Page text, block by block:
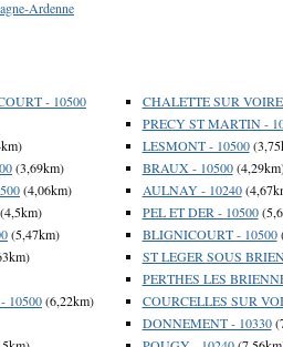
Ardenne
- 10500
(3,69km)
(4,06km)
(4,5km)
(5,47km)
10500(6,22km)
CHALETTE SUR
PRECY ST MARTIN -
LESMONT - 10500
BRAUX - 10500
AULNAY - 10240
PEL ET DER - 10500
BLIGNICOURT - 10500
ST LEGER SOUS
PERTHES LES
COURCELLES SUR
DONNEMENT - 10330